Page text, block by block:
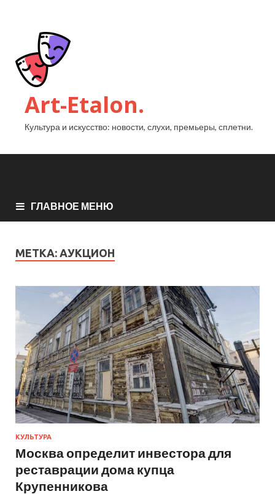
Art-Etalon.
Культура и искусство: новости, слухи, премьеры, сплетни.
ГЛАВНОЕ МЕНЮ
МЕТКА: АУКЦИОН
КУЛЬТУРА
Москва определит инвестора для
реставрации дома купца
Крупенникова